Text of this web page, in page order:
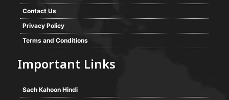
Contact Us
Privacy Policy
Terms and Conditions
Important Links
Sach Kahoon Hindi